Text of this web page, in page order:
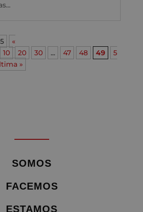
«
10 20 30 ... 47 48 49
5
»
SOMOS
FACEMOS
ESTAMOS